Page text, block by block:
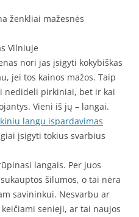
ženkliai mažesnės
Vilniuje
nori jas įsigyti kokybiškas
jei tos kainos mažos. Taip
nedideli pirkiniai, bet ir kai
Vieni iš jų – langai.
langu ispardavimas
įsigyti tokius svarbius
langais. Per juos
šilumos, o tai nėra
savininkui. Nesvarbu ar
senieji, ar tai naujos